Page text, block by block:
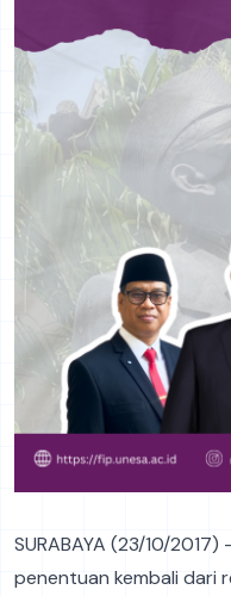
SURABAYA (23/10/
penentuan kembali dari